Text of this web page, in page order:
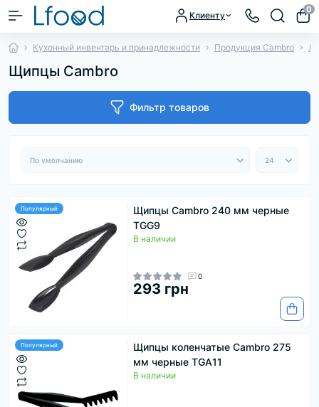
Клиенту
0
Кухонный инвентарь и принадлежности Продукция Cambro
Щипцы Cambro
Фильтр товаров
Популярный
Щипцы Cambro 240 мм черные
TGG9
В наличии
0
293 грн
Популярный
Щипцы коленчатые Cambro 275
мм черные TGA11
В наличии